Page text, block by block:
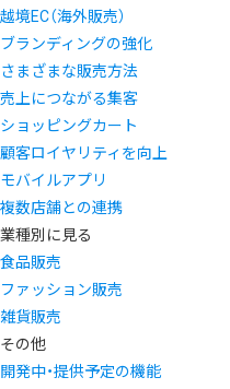
越境EC（海外販売）
ブランディングの強化
さまざまな販売方法
売上につながる集客
ショッピングカート
顧客ロイヤリティを向上
モバイルアプリ
複数店舗との連携
業種別に見る
食品販売
ファッション販売
雑貨販売
その他
開発中・提供予定の機能